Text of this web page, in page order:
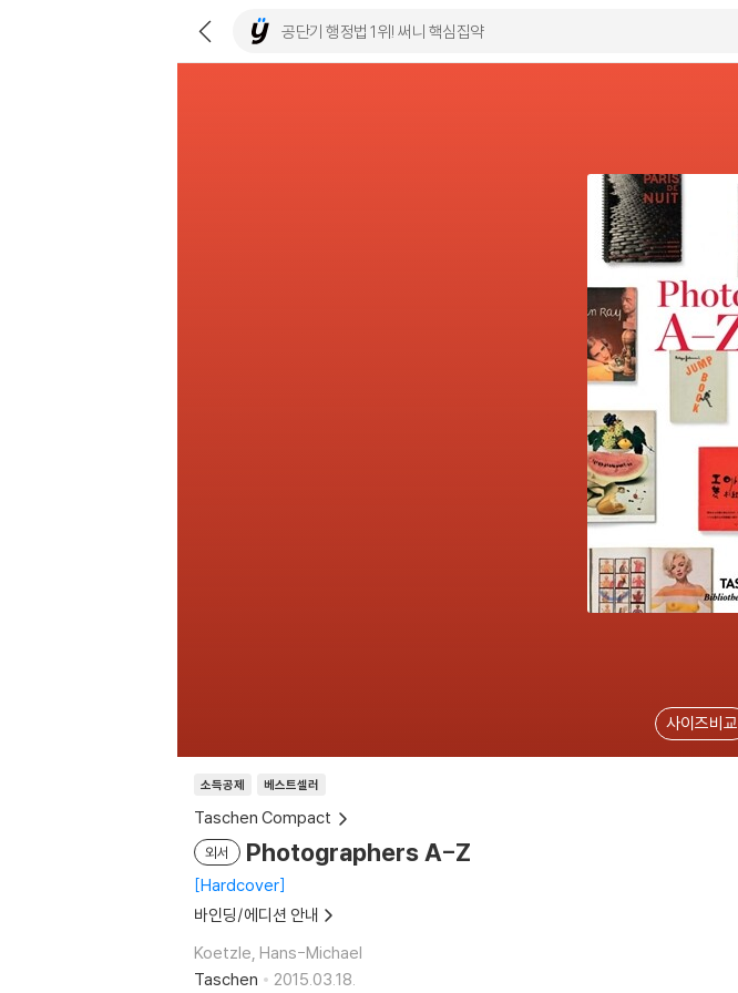
사이즈비교
소득공제 베스트셀러
Taschen Compact
외서 Photographers A-Z
Hardcover
바인딩/에디션 안내
Koetzle, Hans-Michael
Taschen
2015.03.18.